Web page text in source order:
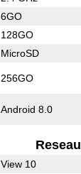
6GO
128GO
MicroSD
256GO
Android 8.0
Reseau
View 10